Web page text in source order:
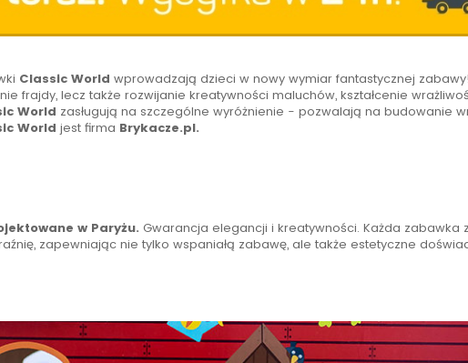
Classic World wprowadzają dzieci w nowy wymiar fantastycznej zabawy!
frajdy, lecz także rozwijanie kreatywności maluchów, kształcenie
World zasługują na szczególne wyróżnienie - pozwalają na budowanie
World jest firma Brykacze.pl.
w Paryżu. Gwarancja elegancji i kreatywności. Każda zabawka
zapewniając nie tylko wspaniałą zabawę, ale także estetyczne